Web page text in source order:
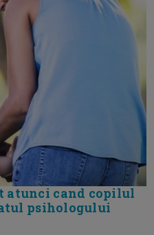
atunci cand copilul
psihologului